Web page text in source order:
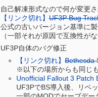
自己解凍形式なので何が変更
【リンク切れ】UF3P Bug
公式の古いバージョン基準に
（一部それが原因で互換性が
UF3P自体のバグ修正
【リンク切れ】Bethesda
※以下の場所からも同じ
Unofficial Fallout 3 Patch
UF3PでBS導入後、リベ